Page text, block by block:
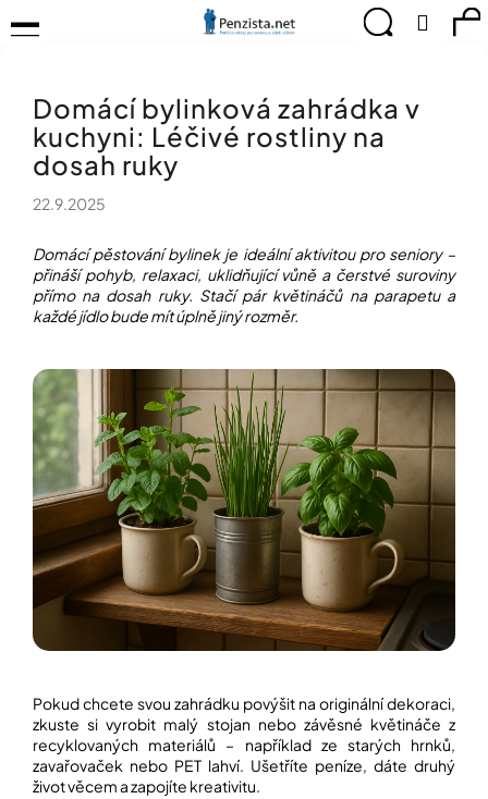
na
TIPY
PRO
PEVNÉ
ZDRAVÍ
PRO
RADOST
OBJEVUJTE
NÁMI
CHYTRÝ
PRŮVODCE
MODERNÍM
SVĚTEM
POZNEJTE
&
ZAŽIJTE,
CO
PRÁVĚ
NAŠE
INSPIRACE
ZÁBAVA,
KTERÁ
Hledat
Menu
Domácí bylinková zahrádka v
kuchyni: Léčivé rostliny na
dosah ruky
22.9.2025
Domácí pěstování bylinek je ideální aktivitou pro seniory –
přináší pohyb, relaxaci, uklidňující vůně a čerstvé suroviny
přímo na dosah ruky. Stačí pár květináčů na parapetu a
každé jídlo bude mít úplně jiný rozměr.
Pokud chcete svou zahrádku povýšit na originální dekoraci,
zkuste si vyrobit malý stojan nebo závěsné květináče z
recyklovaných materiálů – například ze starých hrnků,
zavařovaček nebo PET lahví. Ušetříte peníze, dáte druhý
život věcem a zapojíte kreativitu.
o
C
p
e
b
u
e
n
a
?
HLEDAT
D
o
p